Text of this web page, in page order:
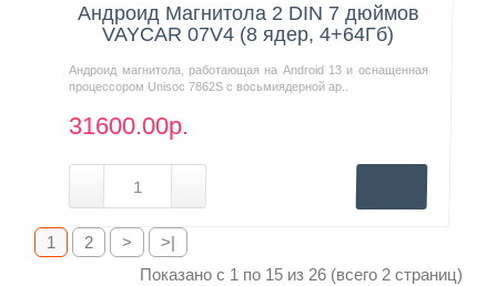
Андроид Магнитола 2 DIN 7 дюймов
VAYCAR 07V4 (8 ядер, 4+64Гб)
Андроид магнитола, работающая на Android 13 и оснащенная
процессором Unisoc 7862S с восьмиядерной ар..
31600.00р.
1 2 >
>|
Показано с 1 по 15 из 26 (всего 2 страниц)